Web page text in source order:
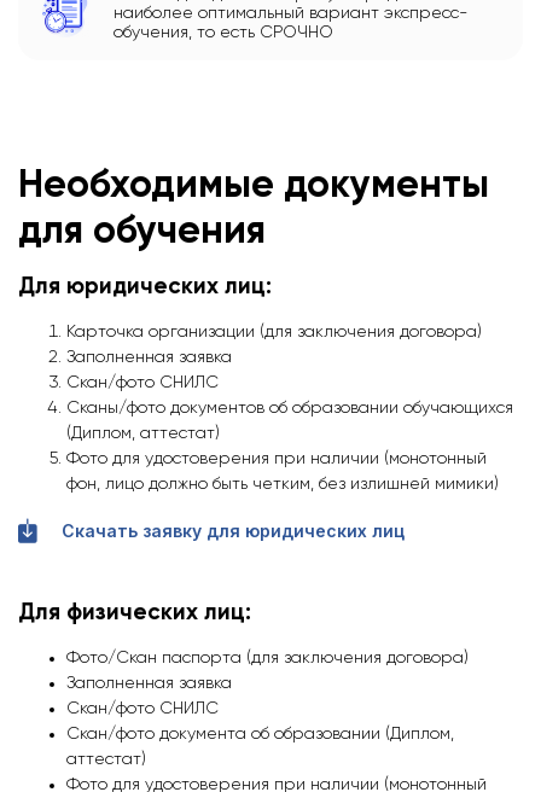
наиболее оптимальный вариант экспресс-
обучения, то есть СРОЧНО
Необходимые документы
для обучения
Для юридических лиц:
Карточка организации (для заключения договора)
Заполненная заявка
Скан/фото СНИЛС
Сканы/фото документов об образовании обучающихся
(Диплом, аттестат)
Фото для удостоверения при наличии (монотонный
фон, лицо должно быть четким, без излишней мимики)
Скачать заявку для юридических лиц
Для физических лиц:
Фото/Скан паспорта (для заключения договора)
Заполненная заявка
Скан/фото СНИЛС
Скан/фото документа об образовании (Диплом,
аттестат)
Фото для удостоверения при наличии (монотонный